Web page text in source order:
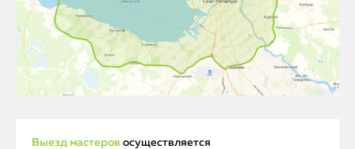
Выезд мастеров осуществляется